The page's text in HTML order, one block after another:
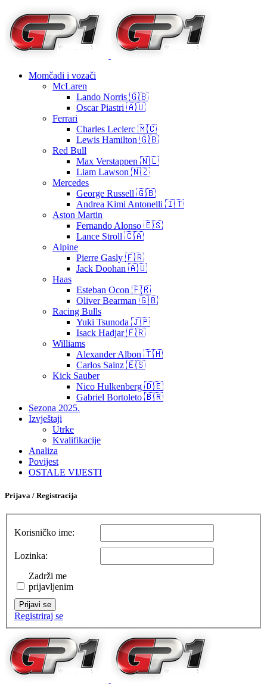
Momčadi i vozači
McLaren
Lando Norris 🇬🇧
Oscar Piastri 🇦🇺
Ferrari
Charles Leclerc 🇲🇨
Lewis Hamilton 🇬🇧
Red Bull
Max Verstappen 🇳🇱
Liam Lawson 🇳🇿
Mercedes
George Russell 🇬🇧
Andrea Kimi Antonelli 🇮🇹
Aston Martin
Fernando Alonso 🇪🇸
Lance Stroll 🇨🇦
Alpine
Pierre Gasly 🇫🇷
Jack Doohan 🇦🇺
Haas
Esteban Ocon 🇫🇷
Oliver Bearman 🇬🇧
Racing Bulls
Yuki Tsunoda 🇯🇵
Isack Hadjar 🇫🇷
Williams
Alexander Albon 🇹🇭
Carlos Sainz 🇪🇸
Kick Sauber
Nico Hulkenberg 🇩🇪
Gabriel Bortoleto 🇧🇷
Sezona 2025.
Izvještaji
Utrke
Kvalifikacije
Analiza
Povijest
OSTALE VIJESTI
Prijava / Registracija
Korisničko ime:
Lozinka:
Zadrži me
prijavljenim
Prijavi se
Registriraj se